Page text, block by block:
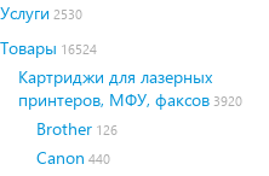
Услуги 2530
Товары 16524
Картриджи для лазерных
принтеров, МФУ, факсов 3920
Brother 126
Canon 440